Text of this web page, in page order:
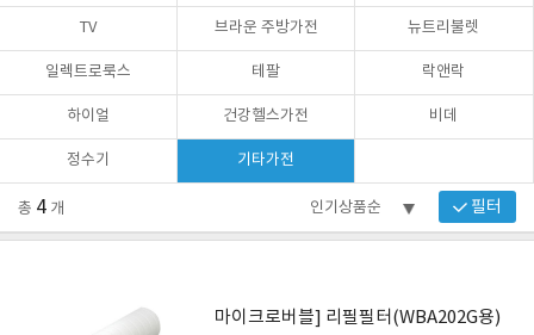
TV 브라운 주방가전 뉴트리불렛
일렉트로룩스 테팔 락앤락
하이얼 건강헬스가전 비데
정수기 기타가전
총 4 개 필터
마이크로버블] 리필필터(WBA202G용)